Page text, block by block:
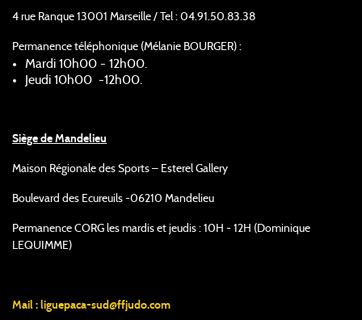
4 rue Ranque 13001 Marseille / Tel : 04.91.50.83.38
Permanence téléphonique (Mélanie BOURGER) :
Mardi 10h00 - 12h00.
Jeudi 10h00 -12h00.
Siège de Mandelieu
Maison Régionale des Sports – Esterel Gallery
Boulevard des Ecureuils -06210 Mandelieu
Permanence CORG les mardis et jeudis : 10H - 12H (Dominique
LEQUIMME)
Mail : liguepaca-sud@ffjudo.com